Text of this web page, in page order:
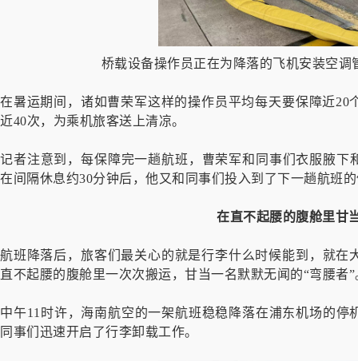
桥载设备操作员正在为降落的飞机安装空
在暑运期间，诸如曹荣军这样的操作员平均每天要保障近
近40次，为乘机旅客送上清凉。
记者注意到，每保障完一趟航班，曹荣军和同事们衣服腋下
在间隔休息约30分钟后，他又和同事们投入到了下一趟航班
在直不起腰的腹舱里甘
航班降落后，旅客们最关心的就是行李什么时候能到，就
直不起腰的腹舱里一次次搬运，甘当一名默默无闻的“弯腰者”
中午11时许，海南航空的一架航班稳稳降落在浦东机场的
同事们迅速开启了行李卸载工作。